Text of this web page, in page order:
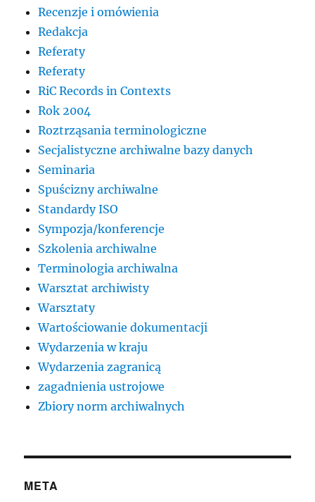
Recenzje i omówienia
Redakcja
Referaty
Referaty
RiC Records in Contexts
Rok 2004
Roztrząsania terminologiczne
Secjalistyczne archiwalne bazy danych
Seminaria
Spuścizny archiwalne
Standardy ISO
Sympozja/konferencje
Szkolenia archiwalne
Terminologia archiwalna
Warsztat archiwisty
Warsztaty
Wartościowanie dokumentacji
Wydarzenia w kraju
Wydarzenia zagranicą
zagadnienia ustrojowe
Zbiory norm archiwalnych
META